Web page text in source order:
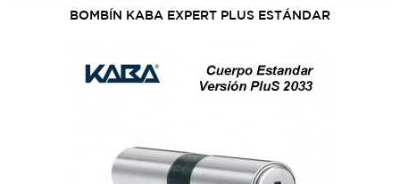
BOMBÍN KABA EXPERT PLUS ESTÁNDAR